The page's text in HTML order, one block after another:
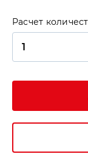
Расчет